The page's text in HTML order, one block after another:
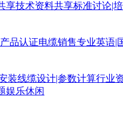
享技术资料共享标准讨论|
产品认证电缆销售专业英语|
装线缆设计|参数计算行业
娱乐休闲